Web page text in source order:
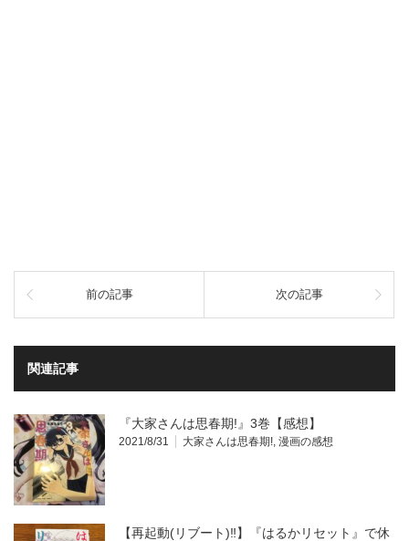
前の記事 次の記事
関連記事
『大家さんは思春期!』3巻【感想】
2021/8/31 大家さんは思春期!, 漫画の感想
【再起動(リブート)‼】『はるかリセット』で休